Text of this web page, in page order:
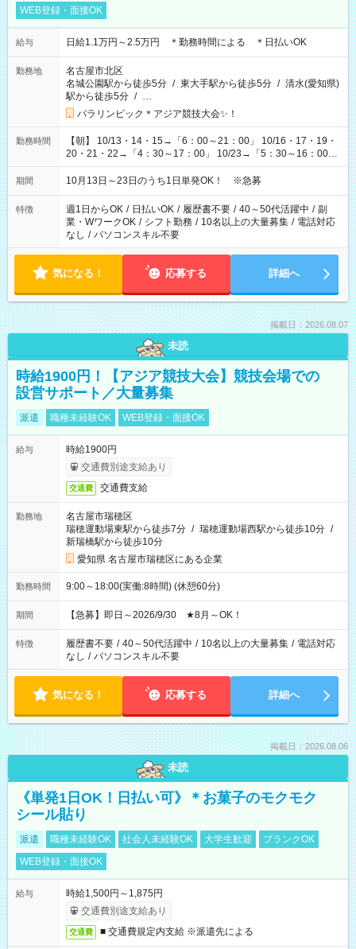
WEB登録・面接OK
給与 日給1.1万円～2.5万円 ＊勤務時間による ＊日払いOK
勤務地
名古屋市北区
名城公園駅から徒歩5分 / 東大手駅から徒歩5分 / 清水(愛知県)
駅から徒歩5分 / …
パラリンピック＊アジア競技大会✨！
勤務時間
【朝】 10/13・14・15→「6：00～21：00」 10/16・17・19・
20・21・22→「4：30～17：00」 10/23→「5：30～16：00」
【夕方】 10/16・17・19～21→「17：00～26：00」
10/22→「17：00～24：30」 10/23→「16：00～23：00」 ＊
け、夕方だけ、などもOKです！
期間 10月13日～23日のうち1日単発OK！ ※急募
特徴 週1日からOK / 日払いOK / 履歴書不要 / 40～50代活躍中 / 副
業・WワークOK / シフト勤務 / 10名以上の大量募集 / 電話対応
なし / パソコンスキル不要
気になる！ 応募する 詳細へ
掲載日：2026.08.07
未読
時給1900円！【アジア競技大会】競技会場での
設営サポート／大量募集
派遣 職種未経験OK WEB登録・面接OK
給与
時給1900円
交通費別途支給あり
交通費 交通費支給
勤務地
名古屋市瑞穂区
瑞穂運動場東駅から徒歩7分 / 瑞穂運動場西駅から徒歩10分 /
新瑞橋駅から徒歩10分
愛知県 名古屋市瑞穂区にある企業
勤務時間 9:00～18:00(実働:8時間) (休憩60分)
期間 【急募】即日～2026/9/30 ★8月～OK！
特徴 履歴書不要 / 40～50代活躍中 / 10名以上の大量募集 / 電話対応
なし / パソコンスキル不要
気になる！ 応募する 詳細へ
掲載日：2026.08.06
未読
《単発1日OK！日払い可》＊お菓子のモクモク
シール貼り
派遣 職種未経験OK 社会人未経験OK 大学生歓迎
ブランクOK
WEB登録・面接OK
給与
時給1,500円～1,875円
交通費別途支給あり
交通費 ■ 交通費規定内支給 ※派遣先による